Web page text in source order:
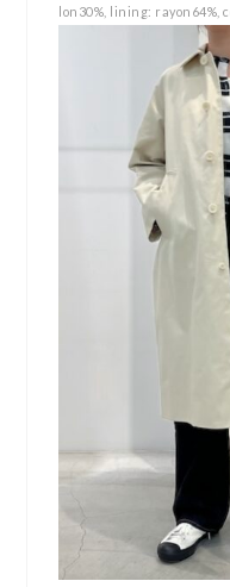
lon30%, lining: rayon64%,